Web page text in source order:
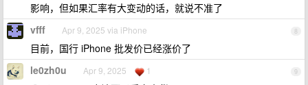
影响，但如果汇率有大变动的话，就说不准了
8
vfff Apr 9, 2025 via iPhone
目前，国行 iPhone 批发价已经涨价了
9
le0zh0u Apr 9, 2025 1